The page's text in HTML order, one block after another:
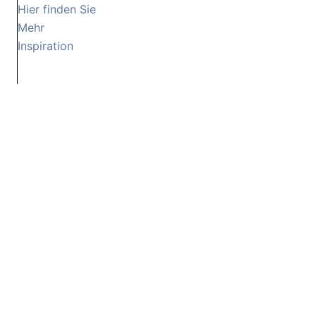
Hier finden Sie
Mehr
Inspiration